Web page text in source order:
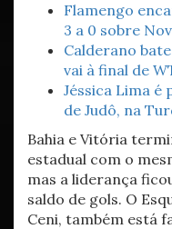
Flamengo
3 a 0 sobre
Calderano
vai à final de
Jéssica Lima é
de Judô, na
Bahia e Vitória
estadual com o
mas a liderança
saldo de gols. O
Ceni, também está